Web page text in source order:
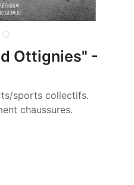
Ottignies" -
sports collectifs.
chaussures.